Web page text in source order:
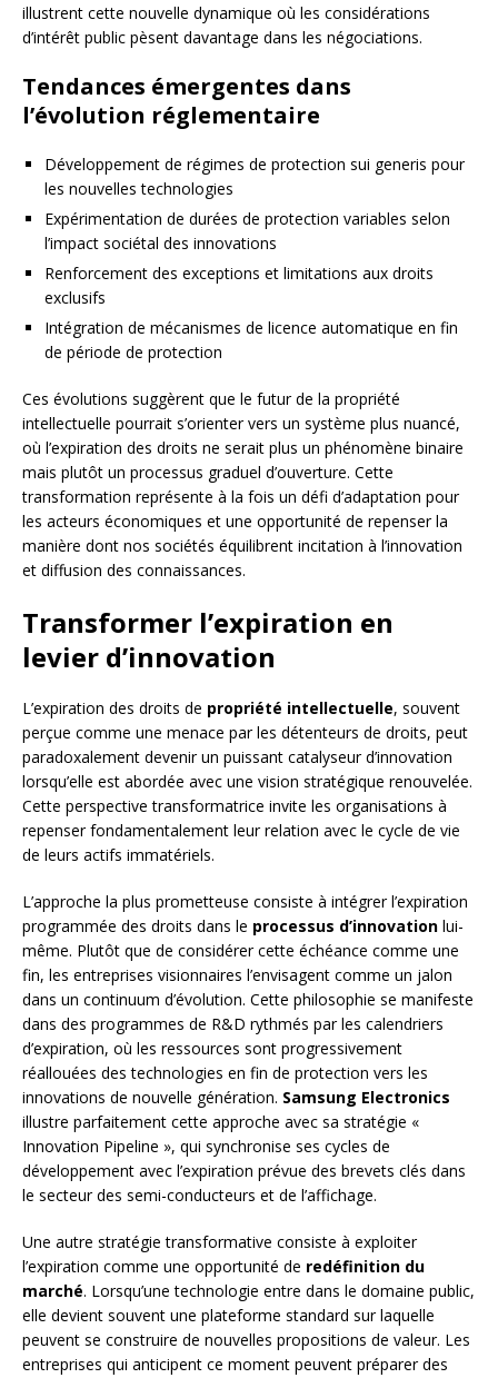
illustrent cette nouvelle dynamique où les considérations
d’intérêt public pèsent davantage dans les négociations.
Tendances émergentes dans
l’évolution réglementaire
Développement de régimes de protection sui generis pour
les nouvelles technologies
Expérimentation de durées de protection variables selon
l’impact sociétal des innovations
Renforcement des exceptions et limitations aux droits
exclusifs
Intégration de mécanismes de licence automatique en fin
de période de protection
Ces évolutions suggèrent que le futur de la propriété
intellectuelle pourrait s’orienter vers un système plus nuancé,
où l’expiration des droits ne serait plus un phénomène binaire
mais plutôt un processus graduel d’ouverture. Cette
transformation représente à la fois un défi d’adaptation pour
les acteurs économiques et une opportunité de repenser la
manière dont nos sociétés équilibrent incitation à l’innovation
et diffusion des connaissances.
Transformer l’expiration en
levier d’innovation
L’expiration des droits de propriété intellectuelle, souvent
perçue comme une menace par les détenteurs de droits, peut
paradoxalement devenir un puissant catalyseur d’innovation
lorsqu’elle est abordée avec une vision stratégique renouvelée.
Cette perspective transformatrice invite les organisations à
repenser fondamentalement leur relation avec le cycle de vie
de leurs actifs immatériels.
L’approche la plus prometteuse consiste à intégrer l’expiration
programmée des droits dans le processus d’innovation lui-
même. Plutôt que de considérer cette échéance comme une
fin, les entreprises visionnaires l’envisagent comme un jalon
dans un continuum d’évolution. Cette philosophie se manifeste
dans des programmes de R&D rythmés par les calendriers
d’expiration, où les ressources sont progressivement
réallouées des technologies en fin de protection vers les
innovations de nouvelle génération. Samsung Electronics
illustre parfaitement cette approche avec sa stratégie «
Innovation Pipeline », qui synchronise ses cycles de
développement avec l’expiration prévue des brevets clés dans
le secteur des semi-conducteurs et de l’affichage.
Une autre stratégie transformative consiste à exploiter
l’expiration comme une opportunité de redéfinition du
marché. Lorsqu’une technologie entre dans le domaine public,
elle devient souvent une plateforme standard sur laquelle
peuvent se construire de nouvelles propositions de valeur. Les
entreprises qui anticipent ce moment peuvent préparer des